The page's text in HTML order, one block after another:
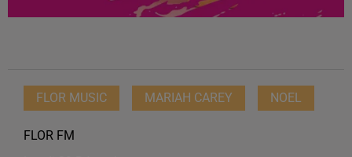
FLOR MUSIC MARIAH CAREY NOEL
FLOR FM